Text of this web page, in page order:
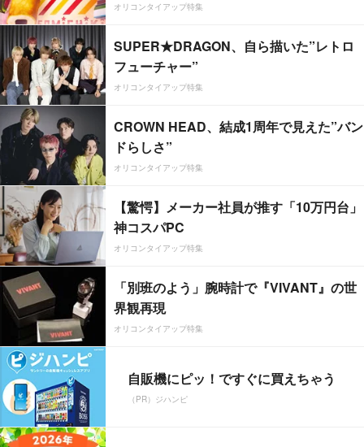
オリコンタイアップ特集
SUPER★DRAGON、自ら描いた”レトロ
フューチャー”
オリコンタイアップ特集
CROWN HEAD、結成1周年で見えた”バン
ドらしさ”
オリコンタイアップ特集
【驚愕】メーカー社員が推す「10万円台」
神コスパPC
オリコンタイアップ特集
「別班のよう」腕時計で『VIVANT』の世
界観再現
オリコンタイアップ特集
自販機にピッ！ですぐに買えちゃう
（PR）ジハンピ